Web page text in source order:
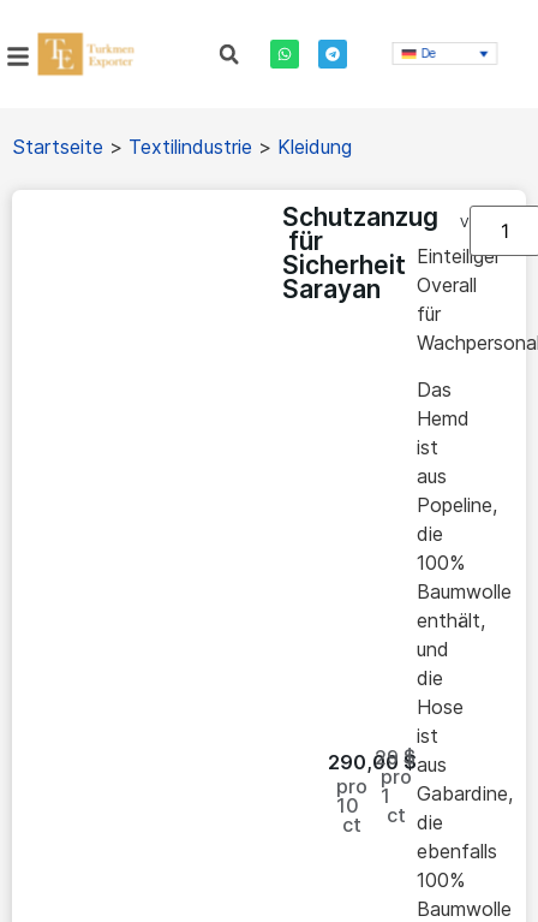
De
Startseite > Textilindustrie > Kleidung
Schutzanzug
für
Sicherheit
Sarayan
290,00 $
pro
10
ct
29 $
pro
1
ct
Einteiliger
Overall
für
Das
Hemd
ist
aus
Popeline,
die
100%
Baumwolle
enthält,
und
die
Hose
ist
aus
Gabardine,
die
ebenfalls
100%
Baumwolle
Vorrätig